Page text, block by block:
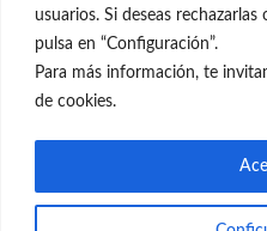
usuarios. Si deseas
pulsa en “Configuración”.
Para más información, te
de cookies.
Política de Privacidad
Política de Cookies